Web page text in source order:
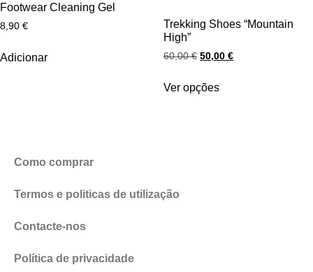
Footwear Cleaning Gel
8,90 €
Adicionar
Trekking Shoes “Mountain
High”
60,00€ 50,00 €
Ver opções
Como comprar
Termos e politicas de utilização
Contacte-nos
Política de privacidade